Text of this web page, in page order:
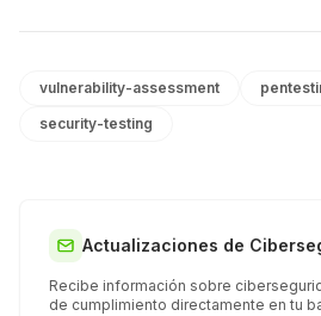
vulnerability-assessment
security-testing
Actualizaciones de
Recibe información sobre
de cumplimiento directamente en tu